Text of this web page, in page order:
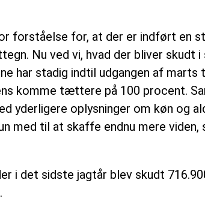
forståelse for, at der er indført en
Nu ved vi, hvad der bliver skudt
har stadig indtil udgangen af marts
komme tættere på 100 procent.
yderligere oplysninger om køn og
med til at skaffe endnu mere viden,
i det sidste jagtår blev skudt